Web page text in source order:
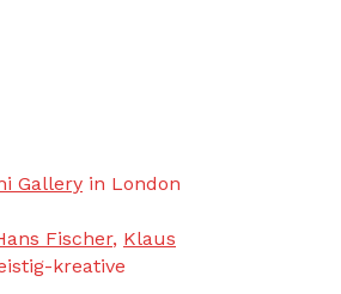
Gallery in London
Fischer, Klaus
kreative